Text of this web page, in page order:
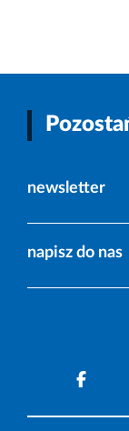
newsletter
napisz do nas